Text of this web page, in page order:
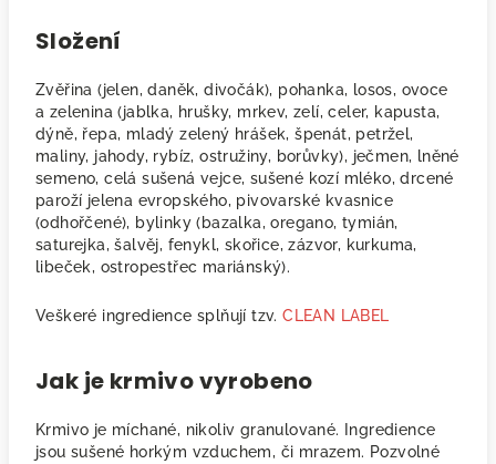
Složení
Zvěřina (jelen, daněk, divočák), pohanka, losos, ovoce
a zelenina (jablka, hrušky, mrkev, zelí, celer, kapusta,
dýně, řepa, mladý zelený hrášek, špenát, petržel,
maliny, jahody, rybíz, ostružiny, borůvky), ječmen, lněné
semeno, celá sušená vejce, sušené kozí mléko, drcené
paroží jelena evropského, pivovarské kvasnice
(odhořčené), bylinky (bazalka, oregano, tymián,
saturejka, šalvěj, fenykl, skořice, zázvor, kurkuma,
libeček, ostropestřec mariánský).
Veškeré ingredience splňují tzv.CLEAN LABEL
Jak je krmivo vyrobeno
Krmivo je míchané, nikoliv granulované. Ingredience
jsou sušené horkým vzduchem, či mrazem. Pozvolné